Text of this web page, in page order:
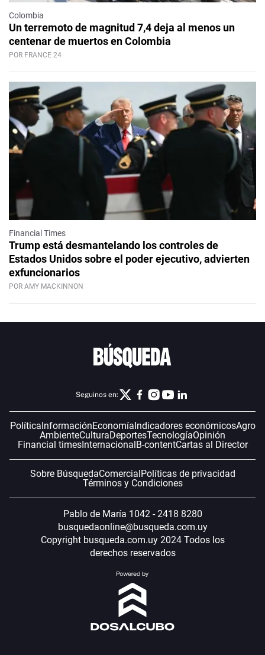
Colombia
Un terremoto de magnitud 7,4 deja al menos un
centenar de muertos en Colombia
POR FRANCE 24
Financial Times
Trump está desmantelando los controles de
Estados Unidos sobre el poder ejecutivo, advierten
exfuncionarios
POR AMY MACKINNON
Seguinos en:
PolíticaInformaciónEconomíaIndicadores económicosAgro
AmbienteCulturaDeportesTecnologíaOpinión
Financial timesInternacionalB-contentCartas al Director
Sobre BúsquedaComercialPolíticas de privacidad
Términos y Condiciones
Pablo de María 1042 - 2418 8280
busquedaonline@busqueda.com.uy
Copyright busqueda.com.uy 2024 Todos los
derechos reservados